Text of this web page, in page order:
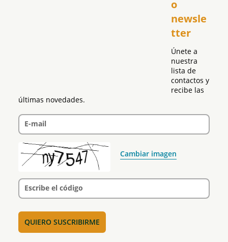
o
newsle
tter
Únete a
nuestra
lista de
contactos y
recibe las
últimas novedades.
E-mail
Cambiar imagen
Escribe el código